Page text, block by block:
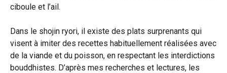
ciboule et l’ail.
Dans le shojin ryori, il existe des plats surprenants qui
visent à imiter des recettes habituellement réalisées avec
de la viande et du poisson, en respectant les interdictions
bouddhistes. D’après mes recherches et lectures, les